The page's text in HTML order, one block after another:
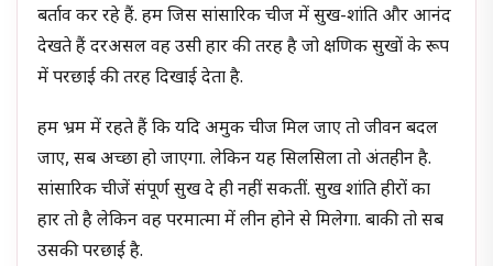
बर्ताव कर रहे हैं. हम जिस सांसारिक चीज में सुख-शांति और आनंद
देखते हैं दरअसल वह उसी हार की तरह है जो क्षणिक सुखों के रूप
में परछाई की तरह दिखाई देता है.
हम भ्रम में रहते हैं कि यदि अमुक चीज मिल जाए तो जीवन बदल
जाए, सब अच्छा हो जाएगा. लेकिन यह सिलसिला तो अंतहीन है.
सांसारिक चीजें संपूर्ण सुख दे ही नहीं सकतीं. सुख शांति हीरों का
हार तो है लेकिन वह परमात्मा में लीन होने से मिलेगा. बाकी तो सब
उसकी परछाई है.